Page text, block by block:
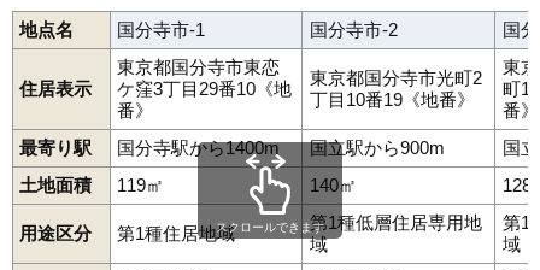
地点名 国分寺市-1 国分寺市-2 国
住居表示
東京都国分寺市東恋
ケ窪3丁目29番10《地
番》
東京都国分寺市光町2
丁目10番19《地番》
東
町1
番》
最寄り駅
国分寺駅から1400m 国立駅から900m
国
土地面積
119㎡ 140㎡ 128
用途区分 第1種住居地域
第1種低層住居専用地
域
第1
域
スクロールできます